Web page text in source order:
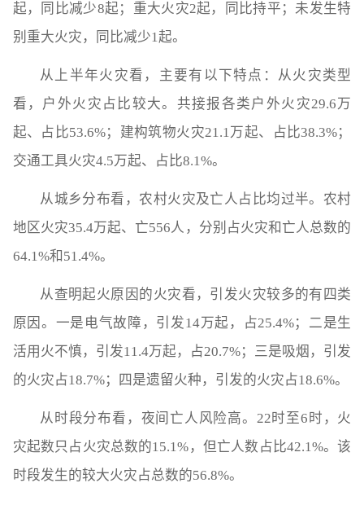
起，同比减少8起；重大火灾2起，同比持平；未发生特
别重大火灾，同比减少1起。
从上半年火灾看，主要有以下特点：从火灾类型
看，户外火灾占比较大。共接报各类户外火灾29.6万
起、占比53.6%；建构筑物火灾21.1万起、占比38.3%；
交通工具火灾4.5万起、占比8.1%。
从城乡分布看，农村火灾及亡人占比均过半。农村
地区火灾35.4万起、亡556人，分别占火灾和亡人总数的
64.1%和51.4%。
从查明起火原因的火灾看，引发火灾较多的有四类
原因。一是电气故障，引发14万起，占25.4%；二是生
活用火不慎，引发11.4万起，占20.7%；三是吸烟，引发
的火灾占18.7%；四是遗留火种，引发的火灾占18.6%。
从时段分布看，夜间亡人风险高。22时至6时，火
灾起数只占火灾总数的15.1%，但亡人数占比42.1%。该
时段发生的较大火灾占总数的56.8%。